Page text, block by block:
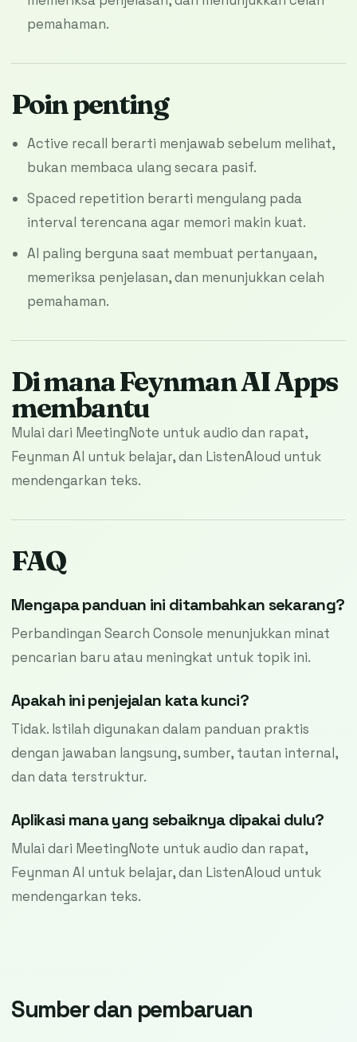
pemahaman.
Poin penting
Active recall berarti menjawab sebelum melihat,
bukan membaca ulang secara pasif.
Spaced repetition berarti mengulang pada
interval terencana agar memori makin kuat.
AI paling berguna saat membuat pertanyaan,
memeriksa penjelasan, dan menunjukkan celah
pemahaman.
Di mana Feynman AI Apps
membantu
Mulai dari MeetingNote untuk audio dan rapat,
Feynman AI untuk belajar, dan ListenAloud untuk
mendengarkan teks.
FAQ
Mengapa panduan ini ditambahkan sekarang?
Perbandingan Search Console menunjukkan minat
pencarian baru atau meningkat untuk topik ini.
Apakah ini penjejalan kata kunci?
Tidak. Istilah digunakan dalam panduan praktis
dengan jawaban langsung, sumber, tautan internal,
dan data terstruktur.
Aplikasi mana yang sebaiknya dipakai dulu?
Mulai dari MeetingNote untuk audio dan rapat,
Feynman AI untuk belajar, dan ListenAloud untuk
mendengarkan teks.
Sumber dan pembaruan